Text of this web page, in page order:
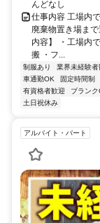
んどなし
仕事内容 工場内
廃棄物置き場ま
内容】 ・工場内
搬 ・フ...
制服あり 業界未経験者
車通勤OK
固定時間制
有資格者歓迎
ブランク
土日祝休み
アルバイト・パート